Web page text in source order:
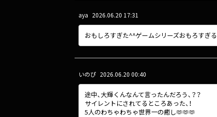
aya 2026.06.20 17:31
おもしろすぎた^^ゲームシリーズおもろすぎ
いのぴ 2026.06.20 00:40
途中、大輝くんなんて言ったんだろう、？？
サイレントにされてるところあった、！
5人のわちゃわちゃ世界一の癒し🫶🫶🫶